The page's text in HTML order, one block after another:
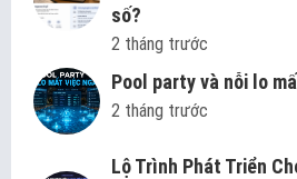
số?
2 tháng trước
Pool party và nỗi lo
2 tháng trước
Lộ Trình Phát Triển